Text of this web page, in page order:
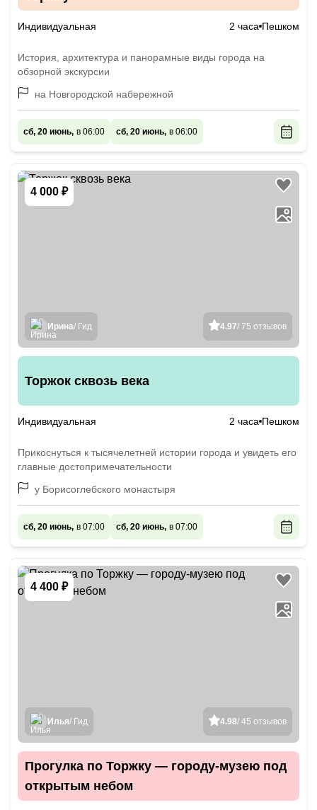
Индивидуальная 2 часа Пешком
История, архитектура и панорамные виды города на
обзорной экскурсии
на Новгородской набережной
сб, 20 июнь, в 06:00 сб, 20 июнь, в 06:00
4 000 ₽
4.97/ 75 отзывов
Ирина/ Гид
Торжок сквозь века
Индивидуальная 2 часа Пешком
Прикоснуться к тысячелетней истории города и увидеть его
главные достопримечательности
у Борисоглебского монастыря
сб, 20 июнь, в 07:00 сб, 20 июнь, в 07:00
4 400 ₽
4.98/ 45 отзывов
Илья/ Гид
Прогулка по Торжку — городу-музею под
открытым небом